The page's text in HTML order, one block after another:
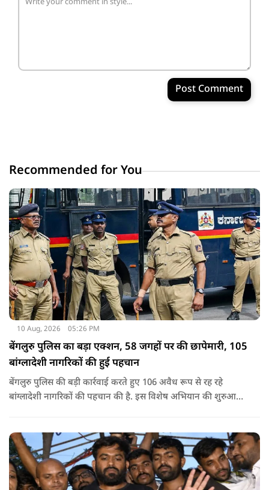
Post Comment
Recommended for You
10 Aug, 2026 05:26 PM
बेंगलुरु पुलिस का बड़ा एक्शन, 58 जगहों पर की छापेमारी, 105
बांग्लादेशी नागरिकों की हुई पहचान
बेंगलुरु पुलिस की बड़ी कार्रवाई करते हुए 106 अवैध रूप से रह रहे
बांग्लादेशी नागरिकों की पहचान की है. इस विशेष अभियान की शुरुआत